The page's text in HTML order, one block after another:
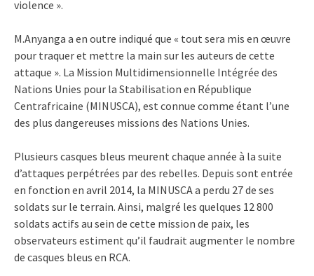
violence ».
M.Anyanga a en outre indiqué que « tout sera mis en œuvre
pour traquer et mettre la main sur les auteurs de cette
attaque ». La Mission Multidimensionnelle Intégrée des
Nations Unies pour la Stabilisation en République
Centrafricaine (MINUSCA), est connue comme étant l’une
des plus dangereuses missions des Nations Unies.
Plusieurs casques bleus meurent chaque année à la suite
d’attaques perpétrées par des rebelles. Depuis sont entrée
en fonction en avril 2014, la MINUSCA a perdu 27 de ses
soldats sur le terrain. Ainsi, malgré les quelques 12 800
soldats actifs au sein de cette mission de paix, les
observateurs estiment qu’il faudrait augmenter le nombre
de casques bleus en RCA.